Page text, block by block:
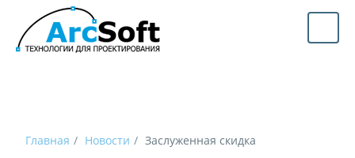
Главная Новости Заслуженная скидка